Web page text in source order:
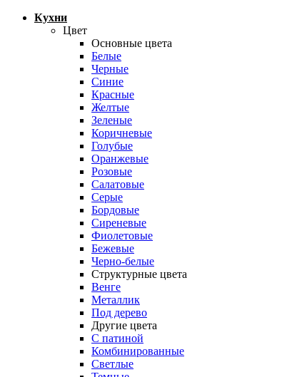
Кухни
Цвет
Основные цвета
Белые
Черные
Синие
Красные
Желтые
Зеленые
Коричневые
Голубые
Оранжевые
Розовые
Салатовые
Серые
Бордовые
Сиреневые
Фиолетовые
Бежевые
Черно-белые
Структурные цвета
Венге
Металлик
Под дерево
Другие цвета
С патиной
Комбинированные
Светлые